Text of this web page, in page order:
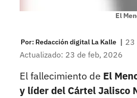
El
Por: Redacción digital La Kalle | 23
Actualizado: 23 de feb, 2026
El fallecimiento de El
y líder del Cártel Jalisco